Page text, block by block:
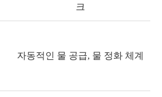
크
자동적인 물 공급, 물 정화 체계